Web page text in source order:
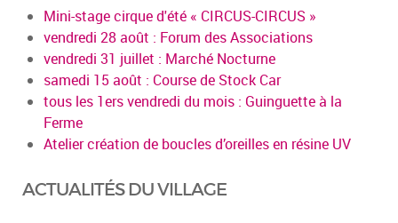
Mini-stage cirque d'été « CIRCUS-CIRCUS »
vendredi 28 août : Forum des Associations
vendredi 31 juillet : Marché Nocturne
samedi 15 août : Course de Stock Car
tous les 1ers vendredi du mois : Guinguette à la
Ferme
Atelier création de boucles d’oreilles en résine UV
ACTUALITÉS DU VILLAGE